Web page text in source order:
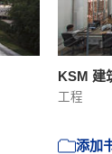
KSM 建
工程
添加